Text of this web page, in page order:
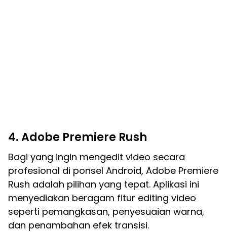
4. Adobe Premiere Rush
Bagi yang ingin mengedit video secara
profesional di ponsel Android, Adobe Premiere
Rush adalah pilihan yang tepat. Aplikasi ini
menyediakan beragam fitur editing video
seperti pemangkasan, penyesuaian warna,
dan penambahan efek transisi.